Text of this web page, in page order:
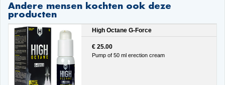
Andere mensen kochten ook deze
producten
High Octane G-Force
€ 25.00
Pump of 50 ml erection cream